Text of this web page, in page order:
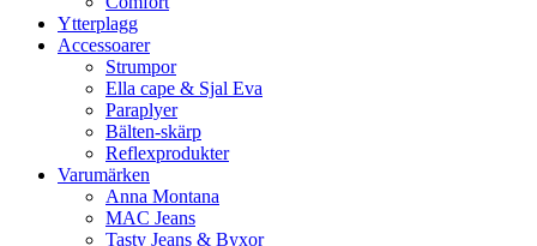
Ytterplagg
Accessoarer
Strumpor
Ella cape & Sjal Eva
Paraplyer
Bälten-skärp
Reflexprodukter
Varumärken
Anna Montana
MAC Jeans
Tasty Jeans & Byxor